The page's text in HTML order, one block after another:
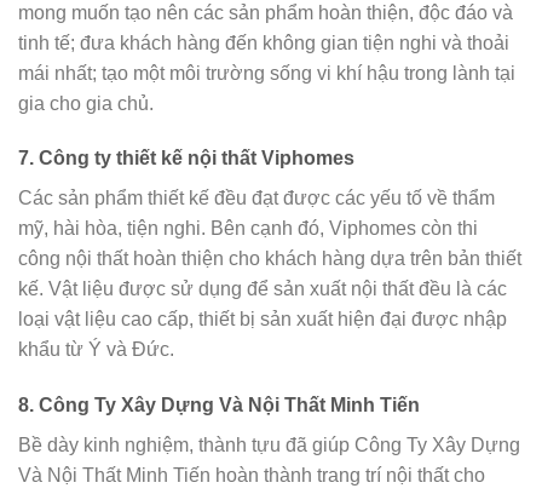
mong muốn tạo nên các sản phẩm hoàn thiện, độc đáo và
tinh tế; đưa khách hàng đến không gian tiện nghi và thoải
mái nhất; tạo một môi trường sống vi khí hậu trong lành tại
gia cho gia chủ.
7. Công ty thiết kế nội thất Viphomes
Các sản phẩm thiết kế đều đạt được các yếu tố về thẩm
mỹ, hài hòa, tiện nghi. Bên cạnh đó, Viphomes còn thi
công nội thất hoàn thiện cho khách hàng dựa trên bản thiết
kế. Vật liệu được sử dụng để sản xuất nội thất đều là các
loại vật liệu cao cấp, thiết bị sản xuất hiện đại được nhập
khẩu từ Ý và Đức.
8. Công Ty Xây Dựng Và Nội Thất Minh Tiến
Bề dày kinh nghiệm, thành tựu đã giúp Công Ty Xây Dựng
Và Nội Thất Minh Tiến hoàn thành trang trí nội thất cho